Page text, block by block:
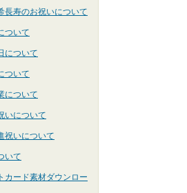
長寿のお祝いについて
ついて
について
ついて
について
いについて
祝いについて
いて
カード素材ダウンロー